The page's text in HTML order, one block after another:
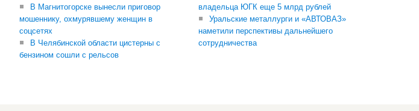
В Магнитогорске вынесли приговор
мошеннику, охмурявшему женщин в
соцсетях
В Челябинской области цистерны с
бензином сошли с рельсов
владельца ЮГК еще 5 млрд рублей
Уральские металлурги и «АВТОВАЗ»
наметили перспективы дальнейшего
сотрудничества